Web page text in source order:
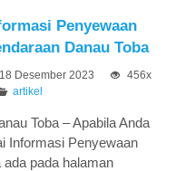
Penyewaan
Danau Toba
18 Desember 2023
456x
artikel
Toba – Apabila Anda
Informasi Penyewaan
ada pada halaman